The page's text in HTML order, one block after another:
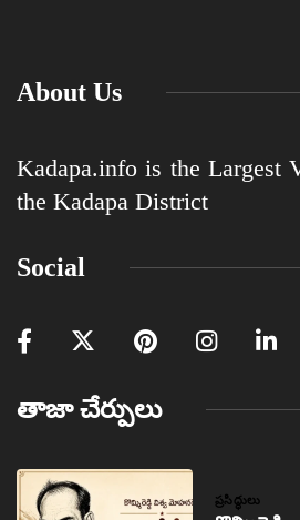
About Us
Kadapa.info is the Largest
the Kadapa District
Social
తాజా చేర్పులు
ప్రసిద్ధులు